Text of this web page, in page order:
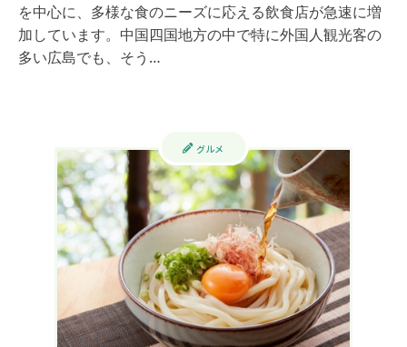
を中心に、多様な食のニーズに応える飲食店が急速に増
加しています。中国四国地方の中で特に外国人観光客の
多い広島でも、そう…
グルメ